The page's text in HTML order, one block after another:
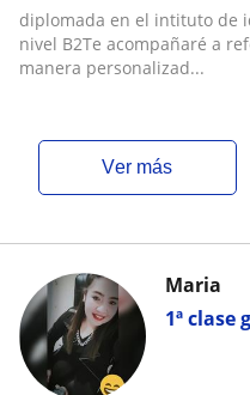
diplomada en el intituto de
nivel B2Te acompañaré a
manera personalizad...
ver más
1ª clase
Maria